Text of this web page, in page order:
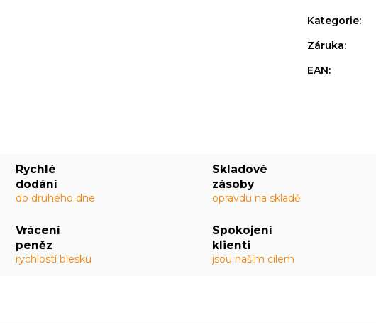
Rychlé
dodání
do druhého dne
Skladové
zásoby
opravdu na skladě
Vrácení
peněz
rychlostí blesku
Spokojení
klienti
jsou naším cílem
Kategorie:
Záruka:
EAN: